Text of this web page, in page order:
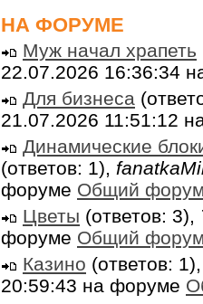
НА ФОРУМЕ
Муж начал храпеть
22.07.2026 16:36:34
Для бизнеса
21.07.2026 11:51:12
Динамические
(ответов: 1),
форуме Общий
Цветы (ответов: 3),
форуме Общий
Казино (ответов:
20:59:43 на форуме